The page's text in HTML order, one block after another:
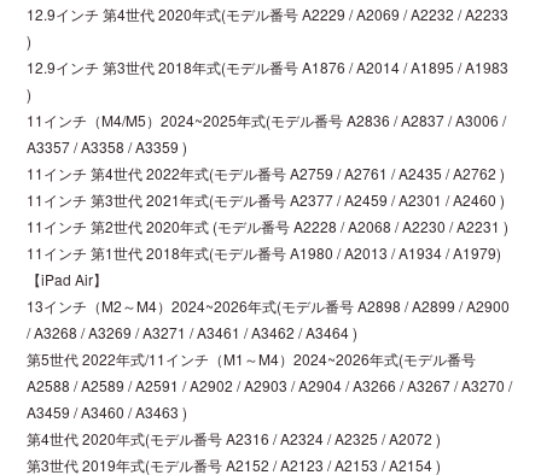
12.9インチ 第4世代 2020年式(モデル番号 A2229 / A2069 / A2232 / A2233
)
12.9インチ 第3世代 2018年式(モデル番号 A1876 / A2014 / A1895 / A1983
)
11インチ（M4/M5）2024~2025年式(モデル番号 A2836 / A2837 / A3006 /
A3357 / A3358 / A3359 )
11インチ 第4世代 2022年式(モデル番号 A2759 / A2761 / A2435 / A2762 )
11インチ 第3世代 2021年式(モデル番号 A2377 / A2459 / A2301 / A2460 )
11インチ 第2世代 2020年式 (モデル番号 A2228 / A2068 / A2230 / A2231 )
11インチ 第1世代 2018年式(モデル番号 A1980 / A2013 / A1934 / A1979)
【iPad Air】
13インチ（M2～M4）2024~2026年式(モデル番号 A2898 / A2899 / A2900
/ A3268 / A3269 / A3271 / A3461 / A3462 / A3464 )
第5世代 2022年式/11インチ（M1～M4）2024~2026年式(モデル番号
A2588 / A2589 / A2591 / A2902 / A2903 / A2904 / A3266 / A3267 / A3270 /
A3459 / A3460 / A3463 )
第4世代 2020年式(モデル番号 A2316 / A2324 / A2325 / A2072 )
第3世代 2019年式(モデル番号 A2152 / A2123 / A2153 / A2154 )